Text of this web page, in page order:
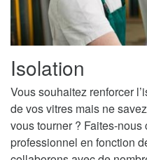
Isolation
Vous souhaitez renforcer
de vos vitres mais ne
vous tourner ? Faites-
professionnel en fonction